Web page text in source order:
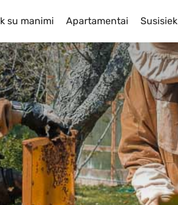
su manimi Apartamentai Susisiek